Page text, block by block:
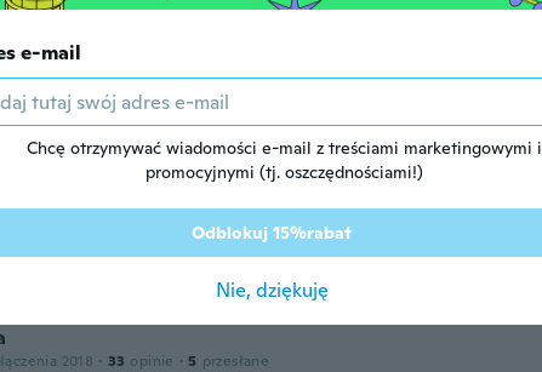
2018
🙏
temu
2019 · 15 opinie
bonito medida esacta
temu
2018 · 33 opinie · 5 przesłane
e-mail
Chcę otrzymywać wiadomości e-mail z treściami marketingowymi i
promocyjnymi (tj. oszczędnościami!)
Odblokuj 15%rabat
Nie, dziękuję